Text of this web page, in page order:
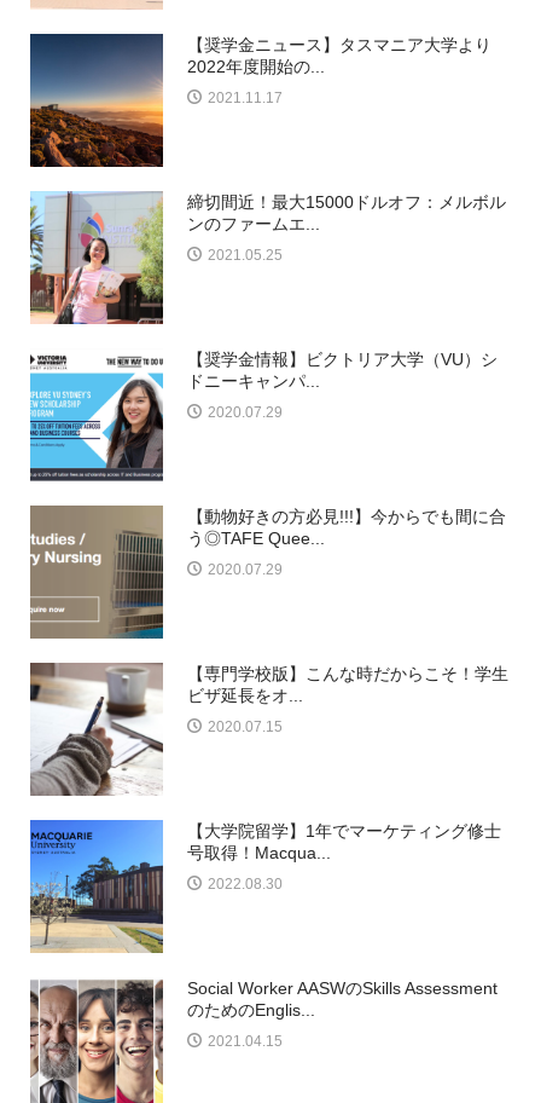
【奨学金ニュース】タスマニア大学より
2022年度開始の...
2021.11.17
締切間近！最大15000ドルオフ：メルボル
ンのファームエ...
2021.05.25
【奨学金情報】ビクトリア大学（VU）シ
ドニーキャンパ...
2020.07.29
【動物好きの方必見!!!】今からでも間に合
う◎TAFE Quee...
2020.07.29
【専門学校版】こんな時だからこそ！学生
ビザ延長をオ...
2020.07.15
【大学院留学】1年でマーケティング修士
号取得！Macqua...
2022.08.30
Social Worker AASWのSkills Assessment
のためのEnglis...
2021.04.15